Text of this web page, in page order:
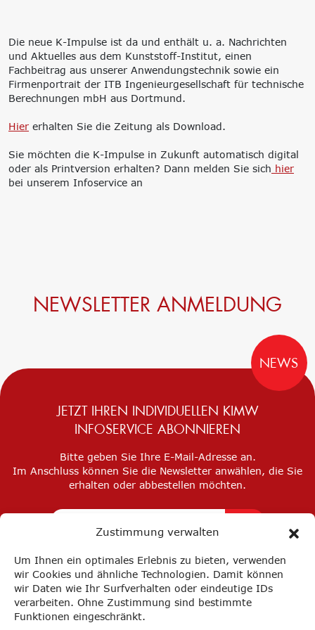
Zustimmung verwalten
Um Ihnen ein optimales Erlebnis zu bieten, verwenden
wir Cookies und ähnliche Technologien. Damit können
wir Daten wie Ihr Surfverhalten oder eindeutige IDs
verarbeiten. Ohne Zustimmung sind bestimmte
Funktionen eingeschränkt.
Management
Trägergesellschaft
e.V.
Consulting: Strategie,
Transformation,
Innovationsnetzwerke
k-branche.de
Nachhaltigkeit
Circular Economy &
EcoDesign
PCF, Produkt &
Portfolio
Wesentlichkeit, KPI &
Corporate Carbon
Footprint (CCF)
Environmental Product
Die neue K-Impulse ist da und enthält u. a. Nachrichten
und Aktuelles aus dem Kunststoff-Institut, einen
Fachbeitrag aus unserer Anwendungstechnik sowie ein
Firmenportrait der ITB Ingenieurgesellschaft für technische
Berechnungen mbH aus Dortmund.
Hier erhalten Sie die Zeitung als Download.
Sie möchten die K-Impulse in Zukunft automatisch digital
oder als Printversion erhalten? Dann melden Sie sich hier
bei unserem Infoservice an
NEWSLETTER ANMELDUNG
NEWS
JETZT IHREN INDIVIDUELLEN KIMW
INFOSERVICE ABONNIEREN
Bitte geben Sie Ihre E-Mail-Adresse an.
Im Anschluss können Sie die Newsletter anwählen, die Sie
erhalten oder abbestellen möchten.